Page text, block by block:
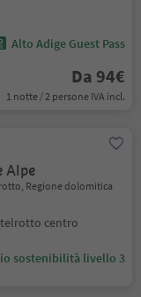
Alto Adige Guest Pass
Da 94€
1 notte / 2 persone IVA incl.
Alpe
Regione dolomitica
centro
sostenibilità livello 3